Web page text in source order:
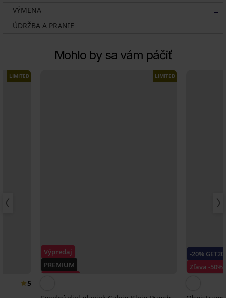
VÝMENA
ÚDRŽBA A PRANIE
Mohlo by sa vám páčiť
LIMITED
5
Výpredaj
PREMIUM
LIMITED
-20% GET20
Zľava -50%